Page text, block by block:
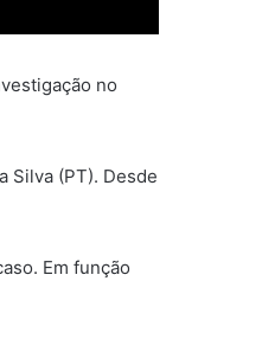
no
Silva (PT). Desde
Em função